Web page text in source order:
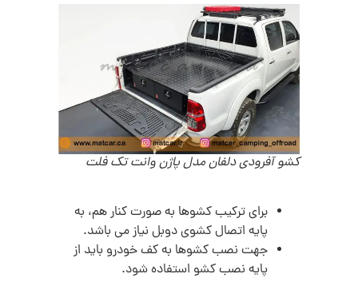
کشو آفرودی دلفان مدل پاژن وانت تک فلت
برای ترکیب کشوها به صورت کنار هم، به
پایه اتصال کشوی دوبل نیاز می باشد.
جهت نصب کشوها به کف خودرو باید از
پایه نصب کشو استفاده شود.